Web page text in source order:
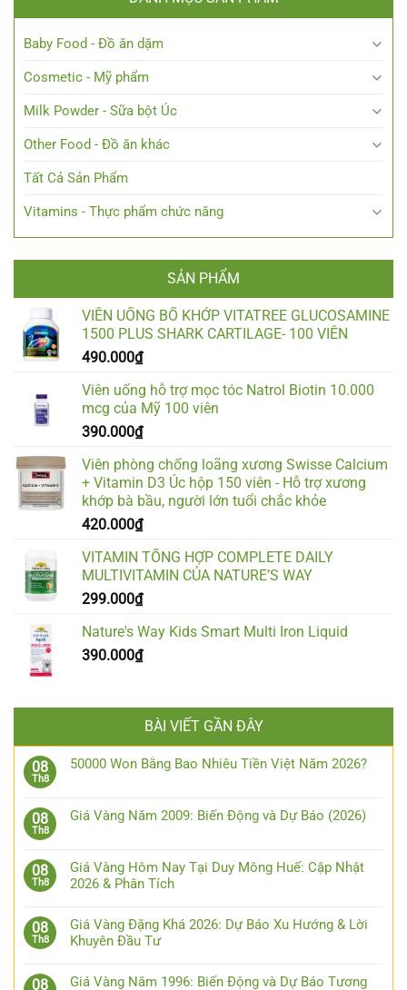
Baby Food - Đồ ăn dặm
Cosmetic - Mỹ phẩm
Milk Powder - Sữa bột Úc
Other Food - Đồ ăn khác
Tất Cả Sản Phẩm
Vitamins - Thực phẩm chức năng
SẢN PHẨM
VIÊN UỐNG BỔ KHỚP VITATREE GLUCOSAMINE
1500 PLUS SHARK CARTILAGE- 100 VIÊN
490.000₫
Viên uống hỗ trợ mọc tóc Natrol Biotin 10.000
mcg của Mỹ 100 viên
390.000₫
Viên phòng chống loãng xương Swisse Calcium
+ Vitamin D3 Úc hộp 150 viên - Hỗ trợ xương
khớp bà bầu, người lớn tuổi chắc khỏe
420.000₫
VITAMIN TỔNG HỢP COMPLETE DAILY
MULTIVITAMIN CỦA NATURE’S WAY
299.000₫
Nature's Way Kids Smart Multi Iron Liquid
390.000₫
BÀI VIẾT GẦN ĐÂY
08
Th8
50000 Won Bằng Bao Nhiêu Tiền Việt Năm 2026?
08
Th8
Giá Vàng Năm 2009: Biến Động và Dự Báo (2026)
08
Th8
Giá Vàng Hôm Nay Tại Duy Mông Huế: Cập Nhật
2026 & Phân Tích
08
Th8
Giá Vàng Đặng Khá 2026: Dự Báo Xu Hướng & Lời
Khuyên Đầu Tư
08 Giá Vàng Năm 1996: Biến Động và Dự Báo Tương